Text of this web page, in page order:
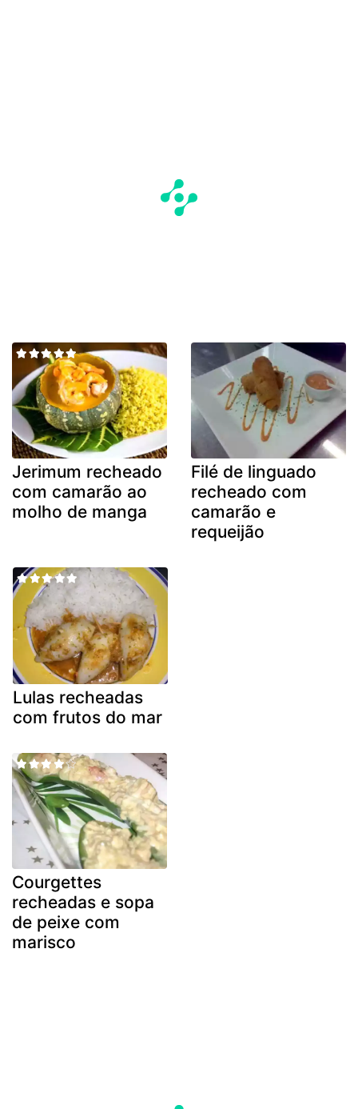
Jerimum recheado
com camarão ao
molho de manga
Filé de linguado
recheado com
camarão e
requeijão
Lulas recheadas
com frutos do mar
Courgettes
recheadas e sopa
de peixe com
marisco